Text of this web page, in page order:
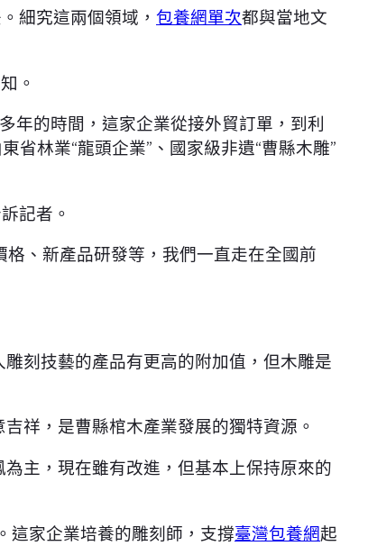
細究這兩個領域， 包養網單次都與當地文
。
年的時間，這家企業從接外貿訂單，到利
林業“龍頭企業”、國家級非遺“曹縣木雕”
記者。
、新產品研發等，我們一直走在全國前
刻技藝的產品有更高的附加值，但木雕是
祥，是曹縣棺木產業發展的獨特資源。
主，現在雖有改進，但基本上保持原來的
這家企業培養的雕刻師，支撐臺灣包養網起